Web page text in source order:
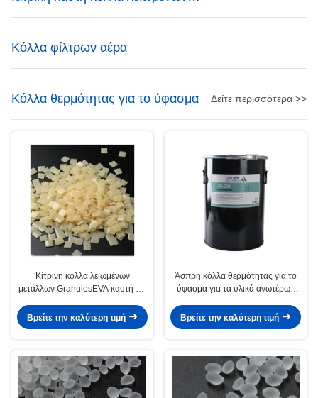
μετάλλων
Κόλλα φίλτρων αέρα
Κόλλα θερμότητας για το ύφασμα Δείτε περισσότερα >>
Κίτρινη κόλλα λειωμένων
μετάλλων GranulesEVA καυτή για
Βρείτε την καλύτερη τιμή
Άσπρη κόλλα θερμότητας για το
ύφασμα για τα υλικά ανωτέρων
Βρείτε την καλύτερη τιμή